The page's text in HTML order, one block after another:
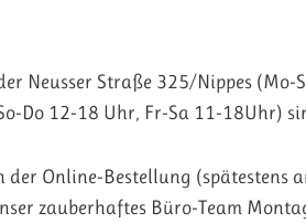
Neusser Straße 325/Nippes (Mo-
Do 12-18 Uhr, Fr-Sa 11-18Uhr)
Online-Bestellung (spätestens
zauberhaftes Büro-Team